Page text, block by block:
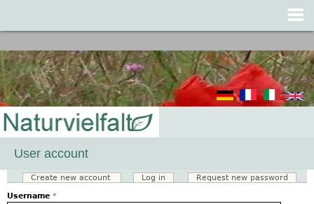
User account
Primary tabs
Create new account (active tab)Log in
Request new password
Username *